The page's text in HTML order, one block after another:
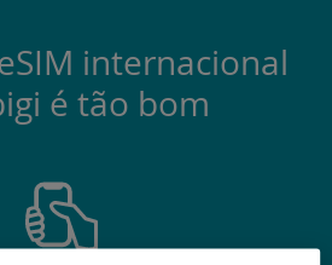
internacional
é tão bom